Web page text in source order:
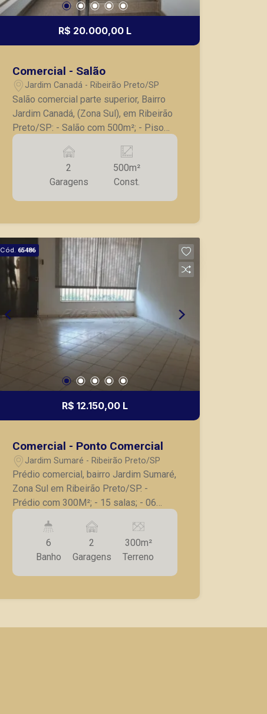
R$ 20.000,00 L
Comercial - Salão
Jardim Canadá - Ribeirão Preto/SP
Salão comercial parte superior, Bairro
Jardim Canadá, (Zona Sul), em Ribeirão
Preto/SP: - Salão com 500m²; - Piso
superior; - 3 banheiros sendo 1 para
PNE; - Elevador; - 2 vagas de garagem
atender seus clientes com agilidade e
segurança, em locação, vendas de
nos principais lançamentos da cidade
de Ribeirão Preto.
2
Garagens
500m²
Const.
Cód. 65486
R$ 12.150,00 L
Comercial - Ponto Comercial
Jardim Sumaré - Ribeirão Preto/SP
Prédio comercial, bairro Jardim Sumaré,
Zona Sul em Ribeirão Preto/SP. -
Prédio com 300M²; - 15 salas; - 06
banheiros; - Copa; - Corredor lateral; -
Fachada com vidro; - Porta de aço; - 02
vagas de estacionamento; *Imóvel em
excelente localização em avenida de
grande fluxo.* A Piramid tem como
agilidade e segurança, em locação,
mesmo nos principais lançamentos da
6
Banho
2
Garagens
300m²
Terreno